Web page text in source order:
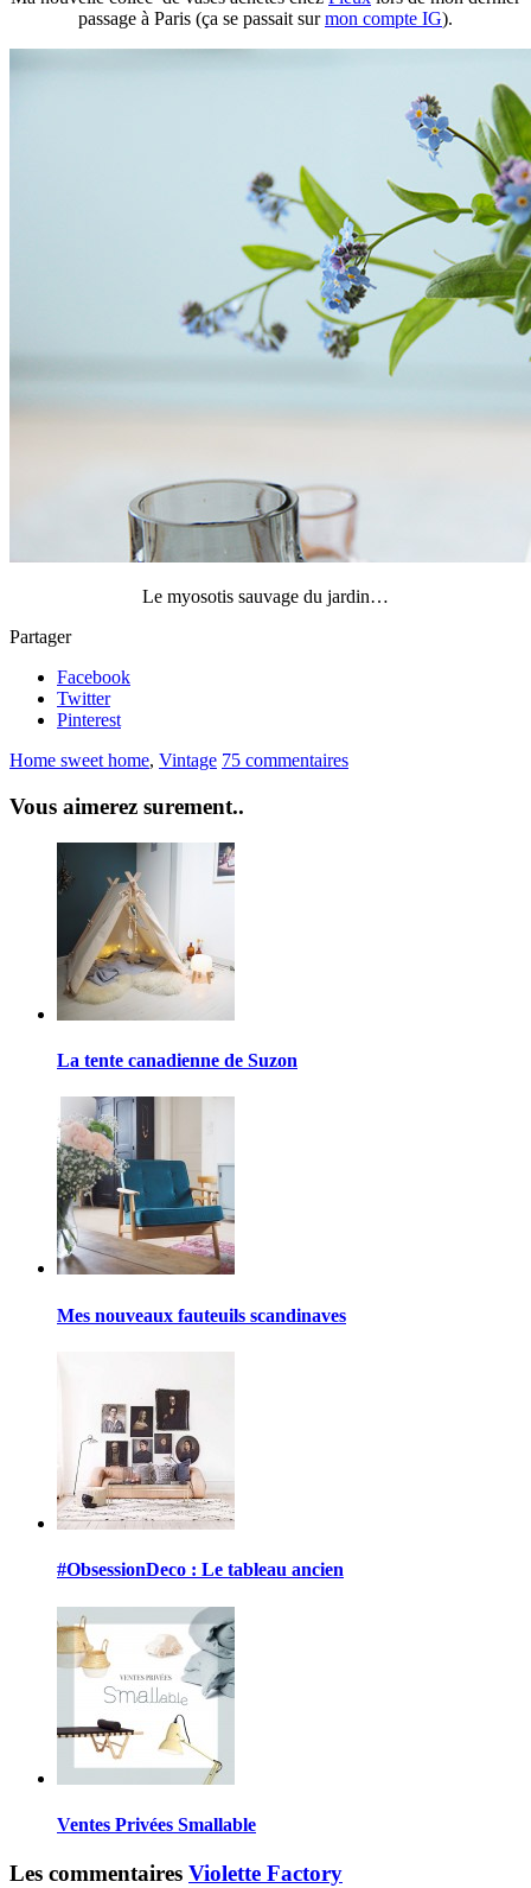
passage à Paris (ça se passait surmon compte IG).
Le myosotis sauvage du jardin…
Partager
Facebook
Twitter
Pinterest
Home sweet home, Vintage 75 commentaires
Vous aimerez surement..
La tente canadienne de Suzon
Mes nouveaux fauteuils scandinaves
#ObsessionDeco : Le tableau ancien
Ventes Privées Smallable
Les commentaires Violette Factory